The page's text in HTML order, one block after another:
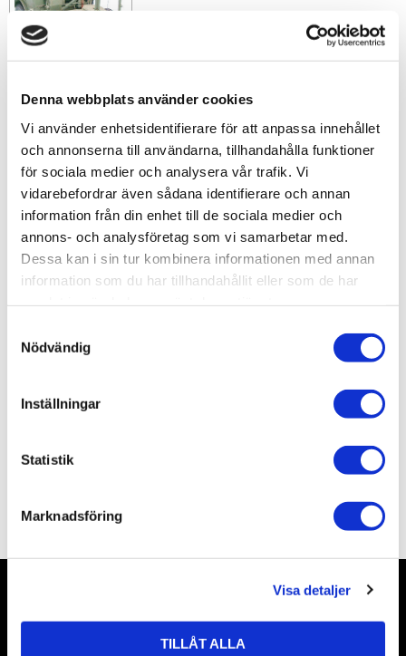
Denna webbplats använder cookies
Vi använder enhetsidentifierare för att anpassa innehållet
och annonserna till användarna, tillhandahålla funktioner
för sociala medier och analysera vår trafik. Vi
vidarebefordrar även sådana identifierare och annan
information från din enhet till de sociala medier och
annons- och analysföretag som vi samarbetar med.
Dessa kan i sin tur kombinera informationen med annan
information som du har tillhandahållit eller som de har
Nödvändig
Inställningar
Statistik
Marknadsföring
Visa detaljer
TILLÅT ALLA
+
-
Lägg till i favoriter
Lagerstatus
2 st i lager
Artikelnr
TA35244
Nyhetsbrev